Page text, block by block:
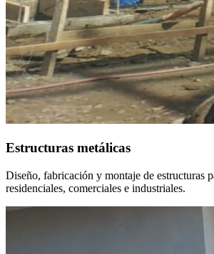
Estructuras metálicas
Diseño, fabricación y montaje de estructuras
residenciales, comerciales e industriales.